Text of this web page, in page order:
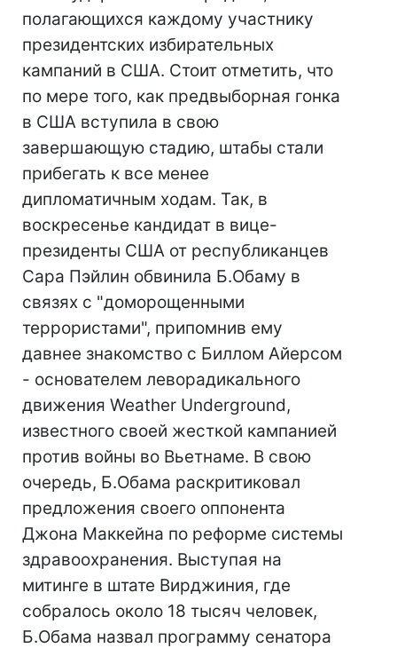
полагающихся каждому участнику
президентских избирательных
кампаний в США. Стоит отметить, что
по мере того, как предвыборная гонка
в США вступила в свою
завершающую стадию, штабы стали
прибегать к все менее
дипломатичным ходам. Так, в
воскресенье кандидат в вице-
президенты США от республиканцев
Сара Пэйлин обвинила Б.Обаму в
связях с "доморощенными
террористами", припомнив ему
давнее знакомство с Биллом Айерсом
- основателем леворадикального
движения Weather Underground,
известного своей жесткой кампанией
против войны во Вьетнаме. В свою
очередь, Б.Обама раскритиковал
предложения своего оппонента
Джона Маккейна по реформе системы
здравоохранения. Выступая на
митинге в штате Вирджиния, где
собралось около 18 тысяч человек,
Б.Обама назвал программу сенатора